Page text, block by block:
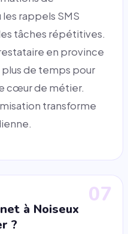
rappels SMS
tâches répétitives.
en province
plus de temps pour
cœur de métier.
transforme
07
à Noiseux
?